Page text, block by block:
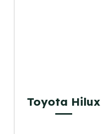
Toyota Hilux